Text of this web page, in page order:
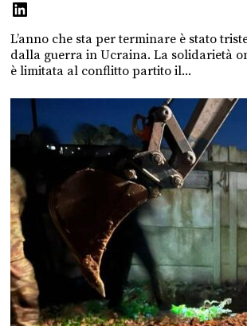
L’anno che sta per terminare è stato
dalla guerra in Ucraina. La solidarietà
è limitata al conflitto partito il...